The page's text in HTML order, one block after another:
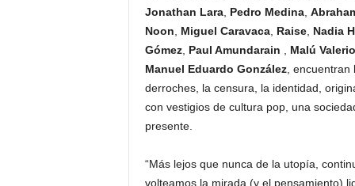
Jonathan Lara, Pedro Medina,
Noon
Miguel Caravaca, Raise, Nadia
Gómez, Paul Amundarain
Malú Valerio
Manuel Eduardo González, encuentran
derroches, la censura, la identidad,
con vestigios de cultura pop, una
presente.
“Más lejos que nunca de la utopía,
volteamos la mirada (y el pensamiento)